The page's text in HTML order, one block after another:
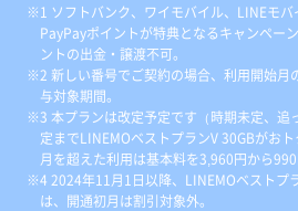
※1 ソフトバンク、ワイモバイル、LINEモバ
PayPayポイントが特典となるキャンペー
ントの出金・譲渡不可。
※2 新しい番号でご契約の場合、利用開始月
与対象期間。
※3 本プランは改定予定です（時期未定、追
定までLINEMOベストプランV 30GBがお
月を超えた利用は基本料を3,960円から990
※4 2024年11月1日以降、LINEMOベストプ
は、開通初月は割引対象外。